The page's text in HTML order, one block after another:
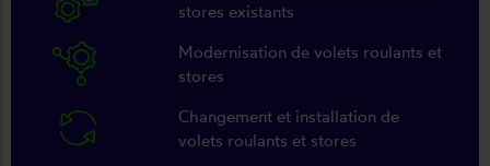
stores existants
Modernisation de volets roulants et
stores
Changement et installation de
volets roulants et stores